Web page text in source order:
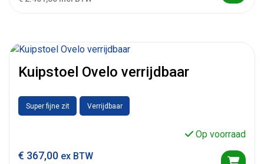
Kuipstoel Ovelo verrijdbaar
Super fijne zit Verrijdbaar
Op voorraad
€ 367,00 ex BTW